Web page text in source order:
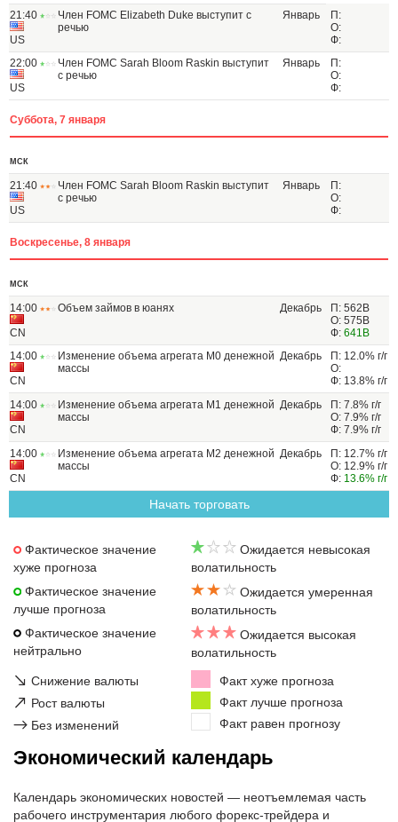
21:40
US
Член FOMC Elizabeth Duke выступит с
речью
Январь
П:
О:
Ф:
22:00
US
Член FOMC Sarah Bloom Raskin выступит
с речью
Январь
П:
О:
Ф:
Суббота, 7 января
МСК
21:40
US
Член FOMC Sarah Bloom Raskin выступит
с речью
Январь
П:
О:
Ф:
Воскресенье, 8 января
МСК
14:00
CN
Объем займов в юанях Декабрь
П: 562B
О: 575B
Ф: 641B
14:00
CN
Изменение объема агрегата М0 денежной
массы
Декабрь
П: 12.0% г/г
О:
Ф: 13.8% г/г
14:00
CN
Изменение объема агрегата М1 денежной
массы
Декабрь
П: 7.8% г/г
О: 7.9% г/г
Ф: 7.9% г/г
14:00
CN
Изменение объема агрегата М2 денежной
массы
Декабрь
П: 12.7% г/г
О: 12.9% г/г
Ф: 13.6% г/г
Начать торговать
Фактическое значение
хуже прогноза
Фактическое значение
лучше прогноза
Фактическое значение
нейтрально
Ожидается невысокая
волатильность
Ожидается умеренная
волатильность
Ожидается высокая
волатильность
↘ Снижение валюты
↗ Рост валюты
→ Без изменений
Факт хуже прогноза
Факт лучше прогноза
Факт равен прогнозу
Экономический календарь
Календарь экономических новостей — неотъемлемая часть
рабочего инструментария любого форекс-трейдера и